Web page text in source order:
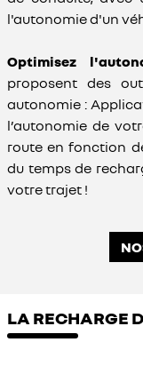
l'autonomie d'un
Optimisez
proposent des
autonomie :
l’autonomie de
route en fonction
du temps de
votre trajet !
LA RECHARGE